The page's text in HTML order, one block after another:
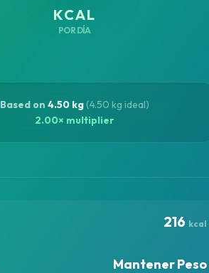
KCAL
POR DÍA
Based on 4.50 kg(4.50 kg ideal)
2.00× multiplier
216 kcal
Mantener Peso